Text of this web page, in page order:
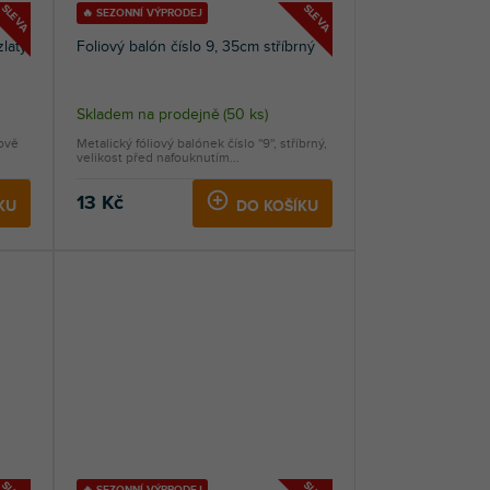
SLEVA
🔥 SEZONNÍ VÝPRODEJ
Foliový balón číslo 9, 35cm stříbrný
Skladem na prodejně (50 ks)
13 Kč DO KOŠÍKU
Metalický fóliový balónek číslo ''9'', stříbrný,
velikost před nafouknutím...